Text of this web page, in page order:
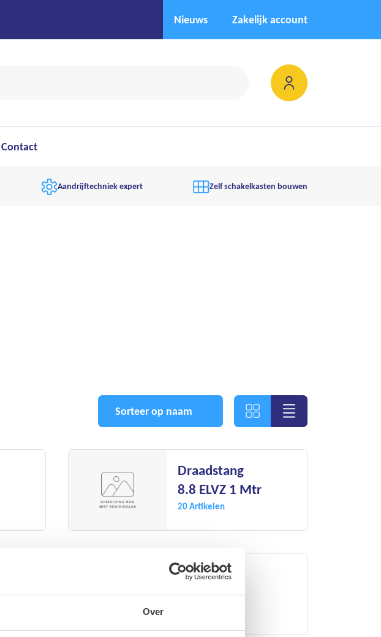
Over
Nieuws Zakelijk account
Contact
Aandrijftechniek expert Zelf schakelkasten bouwen
Sorteer op naam
Draadstang
8.8 ELVZ 1 Mtr
20 Artikelen
Draadstang
Trapezium